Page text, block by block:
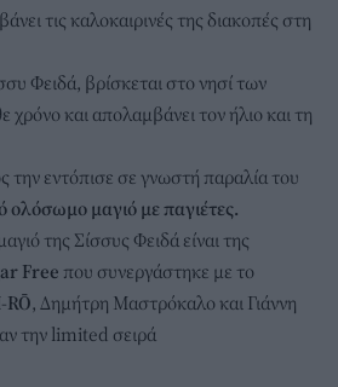
τις καλοκαιρινές της διακοπές στη
Φειδά, βρίσκεται στο νησί των
και απολαμβάνει τον ήλιο και τη
εντόπισε σε γνωστή παραλία του
ολόσωμο μαγιό με παγιέτες.
της Σίσσυς Φειδά είναι της
Free που συνεργάστηκε με το
RŌ, Δημήτρη Μαστρόκαλο και Γιάννη
την limited σειρά